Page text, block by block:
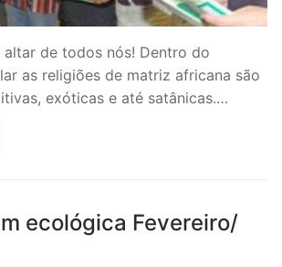
de todos nós! Dentro do
as religiões de matriz africana são
exóticas e até satânicas.…
ecológica Fevereiro/